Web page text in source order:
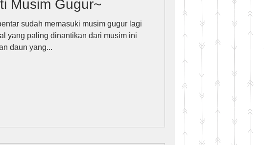
Musim Gugur~
sudah memasuki musim gugur lagi
yang paling dinantikan dari musim ini
daun yang...